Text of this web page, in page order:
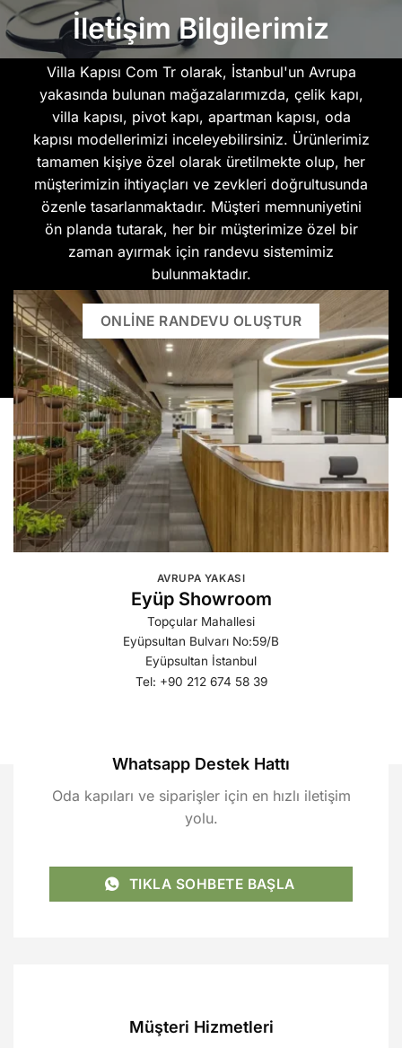
İletişim Bilgilerimiz
Villa Kapısı Com Tr olarak, İstanbul'un Avrupa
yakasında bulunan mağazalarımızda, çelik kapı,
villa kapısı, pivot kapı, apartman kapısı, oda
kapısı modellerimizi inceleyebilirsiniz. Ürünlerimiz
tamamen kişiye özel olarak üretilmekte olup, her
müşterimizin ihtiyaçları ve zevkleri doğrultusunda
özenle tasarlanmaktadır. Müşteri memnuniyetini
ön planda tutarak, her bir müşterimize özel bir
zaman ayırmak için randevu sistemimiz
bulunmaktadır.
ONLINE RANDEVU OLUŞTUR
AVRUPA YAKASI
Eyüp Showroom
Topçular Mahallesi
Eyüpsultan Bulvarı No:59/B
Eyüpsultan İstanbul
Tel: +90 212 674 58 39
Whatsapp Destek Hattı
Oda kapıları ve siparişler için en hızlı iletişim
yolu.
TIKLA SOHBETE BAŞLA
Müşteri Hizmetleri